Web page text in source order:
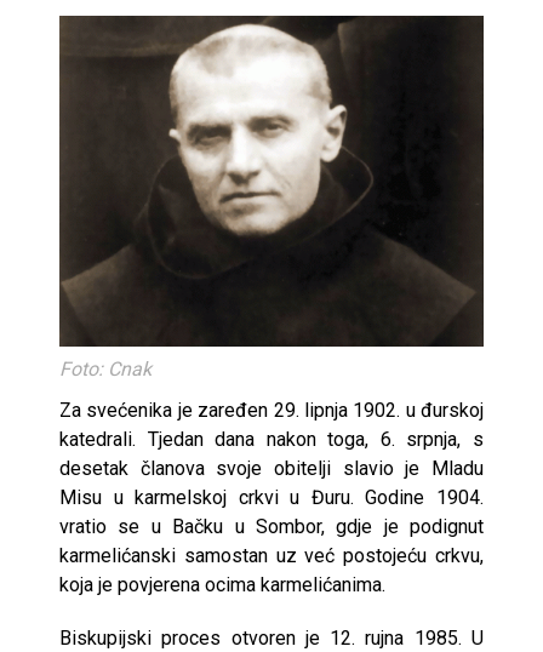
Foto: Cnak
Za svećenika je zaređen 29. lipnja 1902. u đurskoj
katedrali. Tjedan dana nakon toga, 6. srpnja, s
desetak članova svoje obitelji slavio je Mladu
Misu u karmelskoj crkvi u Đuru. Godine 1904.
vratio se u Bačku u Sombor, gdje je podignut
karmelićanski samostan uz već postojeću crkvu,
koja je povjerena ocima karmelićanima.
Biskupijski proces otvoren je 12. rujna 1985. U